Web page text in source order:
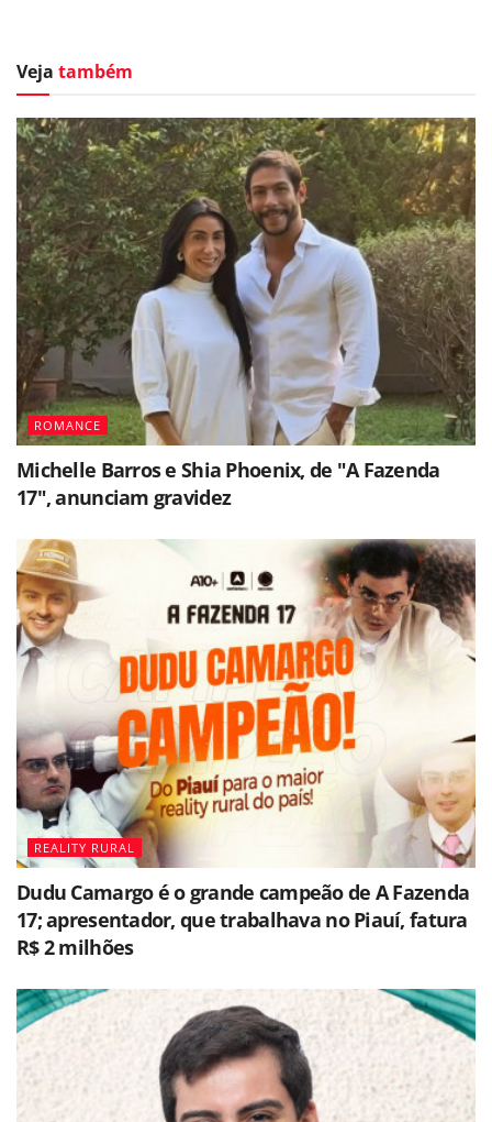
Veja também
ROMANCE
Michelle Barros e Shia Phoenix, de "A Fazenda
17", anunciam gravidez
REALITY RURAL
Dudu Camargo é o grande campeão de A Fazenda
17; apresentador, que trabalhava no Piauí, fatura
R$ 2 milhões